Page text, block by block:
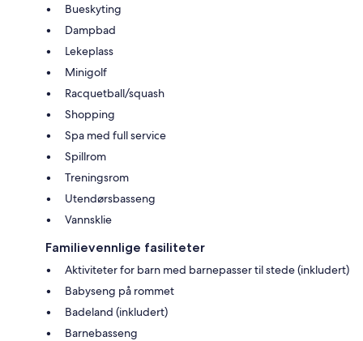
Bueskyting
Dampbad
Lekeplass
Minigolf
Racquetball/squash
Shopping
Spa med full service
Spillrom
Treningsrom
Utendørsbasseng
Vannsklie
Familievennlige fasiliteter
Aktiviteter for barn med barnepasser til stede (inkludert)
Babyseng på rommet
Badeland (inkludert)
Barnebasseng